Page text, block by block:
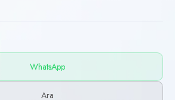
Sevkiyat Elemanı arayan Gebze
WhatsApp
Ara